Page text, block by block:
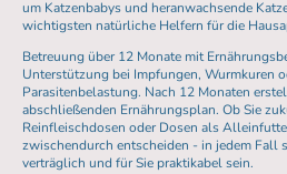
um Katzenbabys und heranwachsende
wichtigsten natürliche Helfern für die
Betreuung über 12 Monate mit
Unterstützung bei Impfungen, Wurmkuren
Parasitenbelastung. Nach 12 Monaten
abschließenden Ernährungsplan. Ob Sie
Reinfleischdosen oder Dosen als
zwischendurch entscheiden - in jedem Fall
verträglich und für Sie praktikabel sein.